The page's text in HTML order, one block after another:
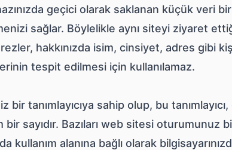
geçici olarak saklanan küçük veri
sağlar. Böylelikle aynı siteyi ziyaret
hakkınızda isim, cinsiyet, adres gibi
tespit edilmesi için kullanılamaz.
tanımlayıcıya sahip olup, bu tanımlayıcı,
sayıdır. Bazıları web sitesi oturumunuz
kullanım alanına bağlı olarak